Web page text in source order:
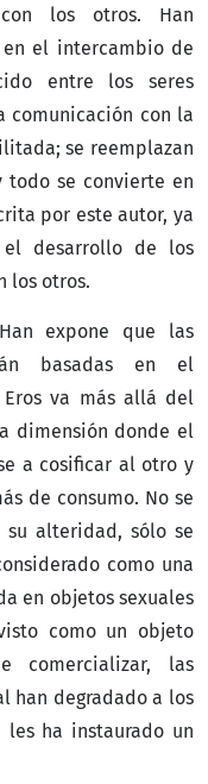
los otros. Han
el intercambio de
entre los seres
comunicación con la
se reemplazan
todo se convierte en
por este autor, ya
desarrollo de los
los otros.
expone que las
basadas en el
va más allá del
dimensión donde el
a cosificar al otro y
de consumo. No se
alteridad, sólo se
como una
en objetos sexuales
como un objeto
comercializar, las
han degradado a los
les ha instaurado un